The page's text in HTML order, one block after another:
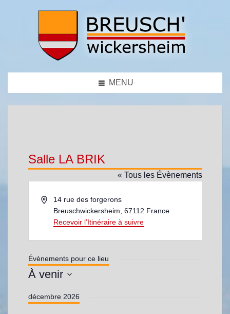
MENU
Salle LA BRIK
« Tous les Évènements
A
e
14 rue des forgerons
Breuschwickersheim 67112 France
Recevoir l’Itinéraire à suivre
Évènements pour ce lieu
À venir
é
décembre 2026